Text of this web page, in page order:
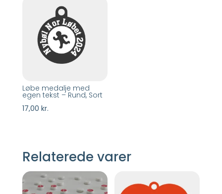
Løbe medalje med
egen tekst – Rund, Sort
17,00 kr.
Relaterede varer